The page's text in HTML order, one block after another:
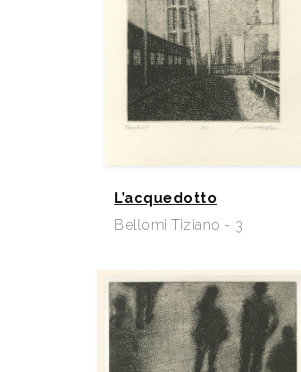
L’acquedotto
Bellomi Tiziano - 3